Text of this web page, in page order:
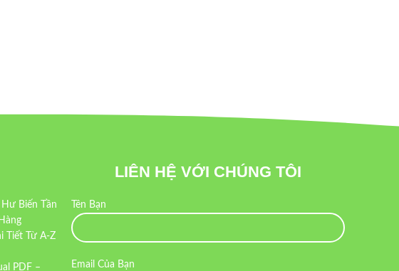
Biến Tần
Tiết Từ A-Z
PDF –
LIÊN HỆ VỚI CHÚNG TÔI
Tên Bạn
Email Của Bạn